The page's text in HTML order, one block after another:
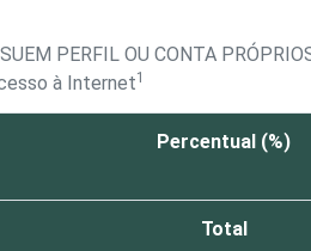
PERFIL OU CONTA
à Internet1
Percentual (%)
Total